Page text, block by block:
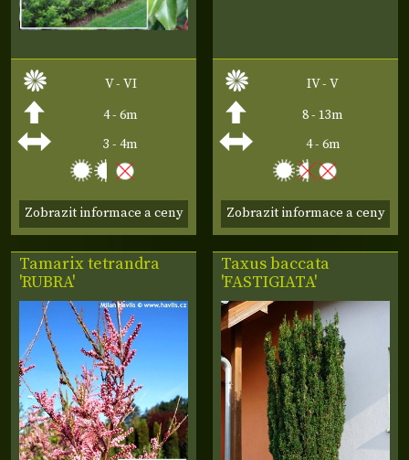
V - VI
4 - 6m
3 - 4m
Zobrazit informace a ceny
IV - V
8 - 13m
4 - 6m
Zobrazit informace a ceny
Tamarix tetrandra
'RUBRA'
Taxus baccata
'FASTIGIATA'